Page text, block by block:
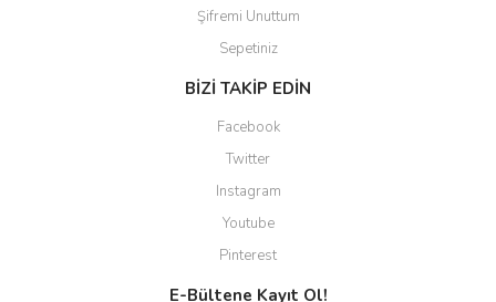
Şifremi Unuttum
Sepetiniz
BİZİ TAKİP EDİN
Facebook
Twitter
Instagram
Youtube
Pinterest
E-Bültene Kayıt Ol!